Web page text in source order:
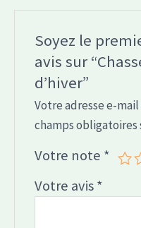
Soyez le
avis sur
d’hiver”
Votre adresse e-
champs obligatoires
Votre note *
Votre avis*